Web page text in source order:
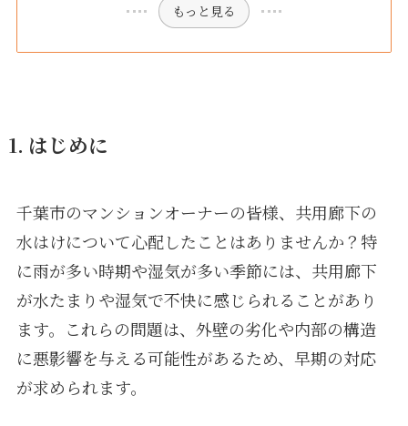
もっと見る
1. はじめに
千葉市のマンションオーナーの皆様、共用廊下の
水はけについて心配したことはありませんか？特
に雨が多い時期や湿気が多い季節には、共用廊下
が水たまりや湿気で不快に感じられることがあり
ます。これらの問題は、外壁の劣化や内部の構造
に悪影響を与える可能性があるため、早期の対応
が求められます。